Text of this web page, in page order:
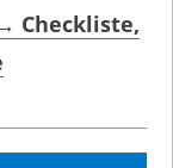
Checkliste,